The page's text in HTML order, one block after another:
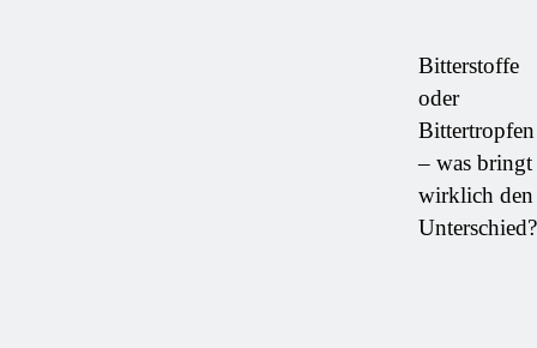
Bitterstoffe
oder
Bittertropfen
– was bringt
wirklich den
Unterschied?